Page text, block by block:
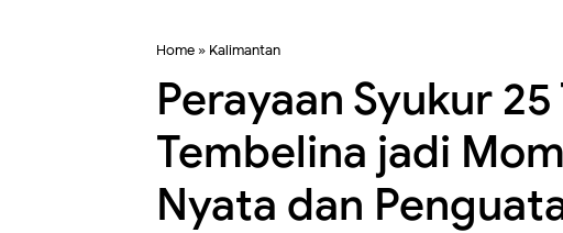
Home » Kalimantan
Perayaan Syukur
Tembelina jadi
Nyata dan